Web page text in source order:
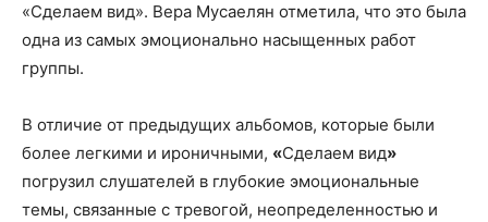
«Сделаем вид». Вера Мусаелян отметила, что это была
одна из самых эмоционально насыщенных работ
группы.
В отличие от предыдущих альбомов, которые были
более легкими и ироничными, «Сделаем вид»
погрузил слушателей в глубокие эмоциональные
темы, связанные с тревогой, неопределенностью и